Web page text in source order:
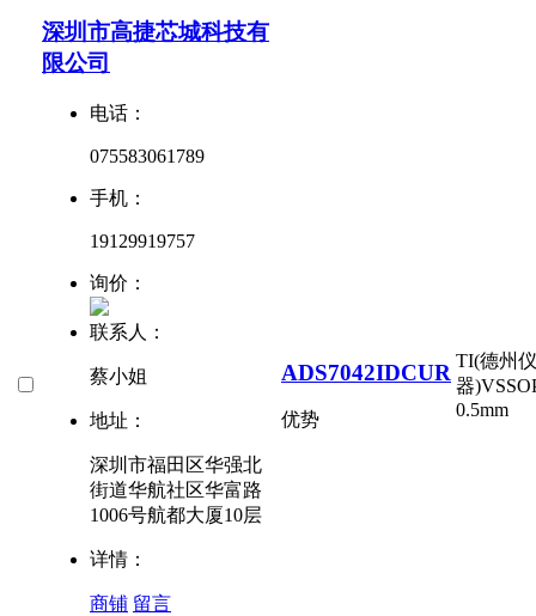
深圳市高捷芯城科技有
限公司
电话：
075583061789
手机：
19129919757
询价：
联系人：
蔡小姐
地址：
深圳市福田区华强北
街道华航社区华富路
1006号航都大厦10层
详情：
商铺 留言
ADS7042IDCUR
优势
TI(德州仪
器)
0.5mm